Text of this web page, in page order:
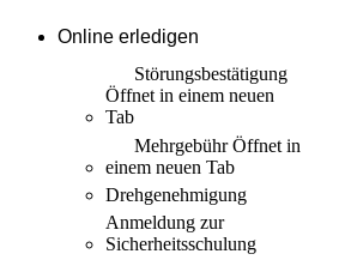
Online erledigen
Störungs­bestätigung
Öffnet in einem neuen
Tab
MehrgebührÖffnet in
einem neuen Tab
Drehgenehmigung
Anmeldung zur
Sicherheits­schulung